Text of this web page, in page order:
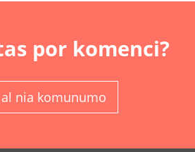
por komenci?
nia komunumo